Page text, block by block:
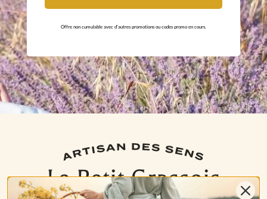
Offre non cumulable avec d'autres promotions ou codes promo en cours.